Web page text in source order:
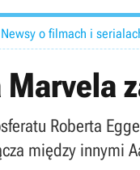
Newsy o filmach i
Marvela
Roberta
między innymi